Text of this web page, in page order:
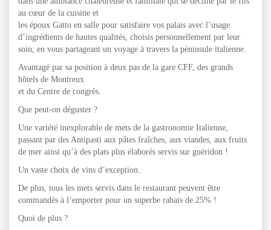
au cœur de la cuisine et
les époux Gatto en salle pour satisfaire vos palais avec l’usage
d’ingrédients de hautes qualités, choisis personnellement par leur
soin, en vous partageant un voyage à travers la péninsule italienne.
Avantagé par sa position à deux pas de la gare CFF, des grands
hôtels de Montreux
et du Centre de congrès.
Que peut-on déguster ?
Une variété inexplorable de mets de la gastronomie Italienne,
passant par des Antipasti aux pâtes fraîches, aux viandes, aux fruits
de mer ainsi qu’à des plats plus élaborés servis sur guéridon !
Un vaste choix de vins d’exception.
De plus, tous les mets servis dans le restaurant peuvent être
commandés à l’emporter pour un superbe rabais de 25% !
Quoi de plus ?